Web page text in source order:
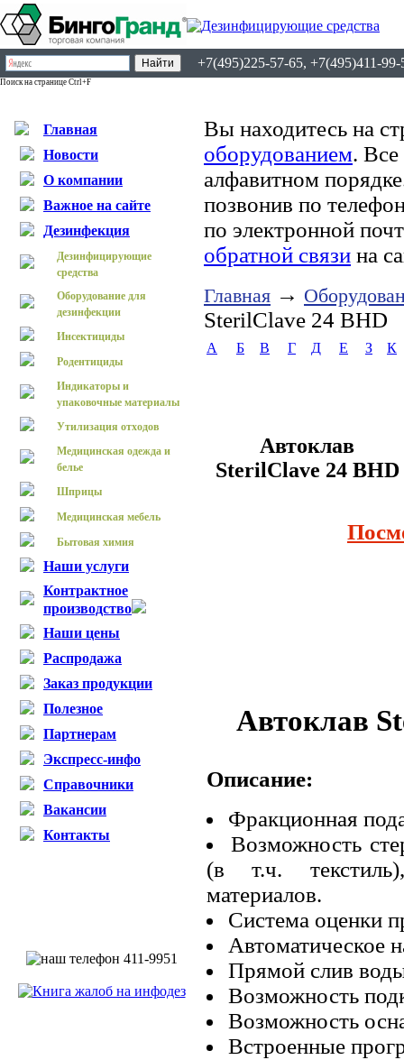
+7(495)225-57-65, +7(495)411-99-
Поиск на странице Ctrl+F
Главная
Новости
О компании
Важное на сайте
Дезинфекция
Дезинфицирующие
средства
Оборудование для
дезинфекции
Инсектициды
Родентициды
Индикаторы и
упаковочные материалы
Утилизация отходов
Медицинская одежда и
белье
Шприцы
Медицинская мебель
Бытовая химия
Наши услуги
Контрактное
производство
Наши цены
Распродажа
Заказ продукции
Полезное
Партнерам
Экспресс-инфо
Справочники
Вакансии
Контакты
Вы находитесь на
оборудованием. Все
алфавитном
позвонив по
по электронной
обратной связи на
Главная →
SterilClave 24 BHD
А Б В Г Д Е З К
Автоклав
SterilClave 24 BHD
Автоклав
Описание:
Фракционная
Возможность
(в т.ч.
материалов.
Система оценки
Автоматическое
Прямой слив
Возможность
Возможность
Встроенные